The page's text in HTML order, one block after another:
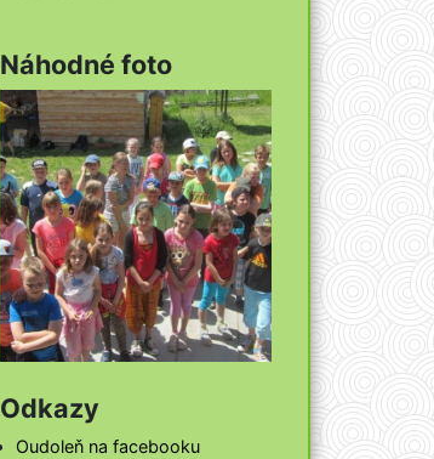
Náhodné foto
Odkazy
Oudoleň na facebooku